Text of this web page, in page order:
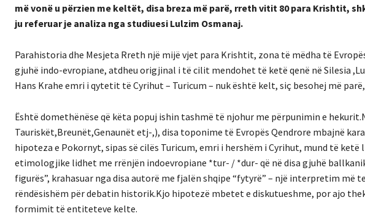
më vonë u përzien me keltët, disa breza më parë, rreth vitit 80 para Krishtit,
ju referuar je analiza nga studiuesi Lulzim Osmanaj.
Parahistoria dhe Mesjeta Rreth një mijë vjet para Krishtit, zona të mëdha të
gjuhë indo-evropiane, atdheu origjinal i të cilit mendohet të ketë qenë në Silesia
Hans Krahe emri i qytetit të Cyrihut – Turicum – nuk është kelt, siç besohej më
Është domethënëse që këta popuj ishin tashmë të njohur me përpunimin e
Tauriskët,Breunët,Genaunët etj-,), disa toponime të Evropës Qendrore mbajnë
hipoteza e Pokornyt, sipas së cilës Turicum, emri i hershëm i Cyrihut, mund të
etimologjike lidhet me rrënjën indoevropiane *tur- / *dur- që në disa gjuhë
figurës”, krahasuar nga disa autorë me fjalën shqipe “fytyrë” – një interpretim më
rëndësishëm për debatin historik.Kjo hipotezë mbetet e diskutueshme, por ajo
formimit të entiteteve kelte.